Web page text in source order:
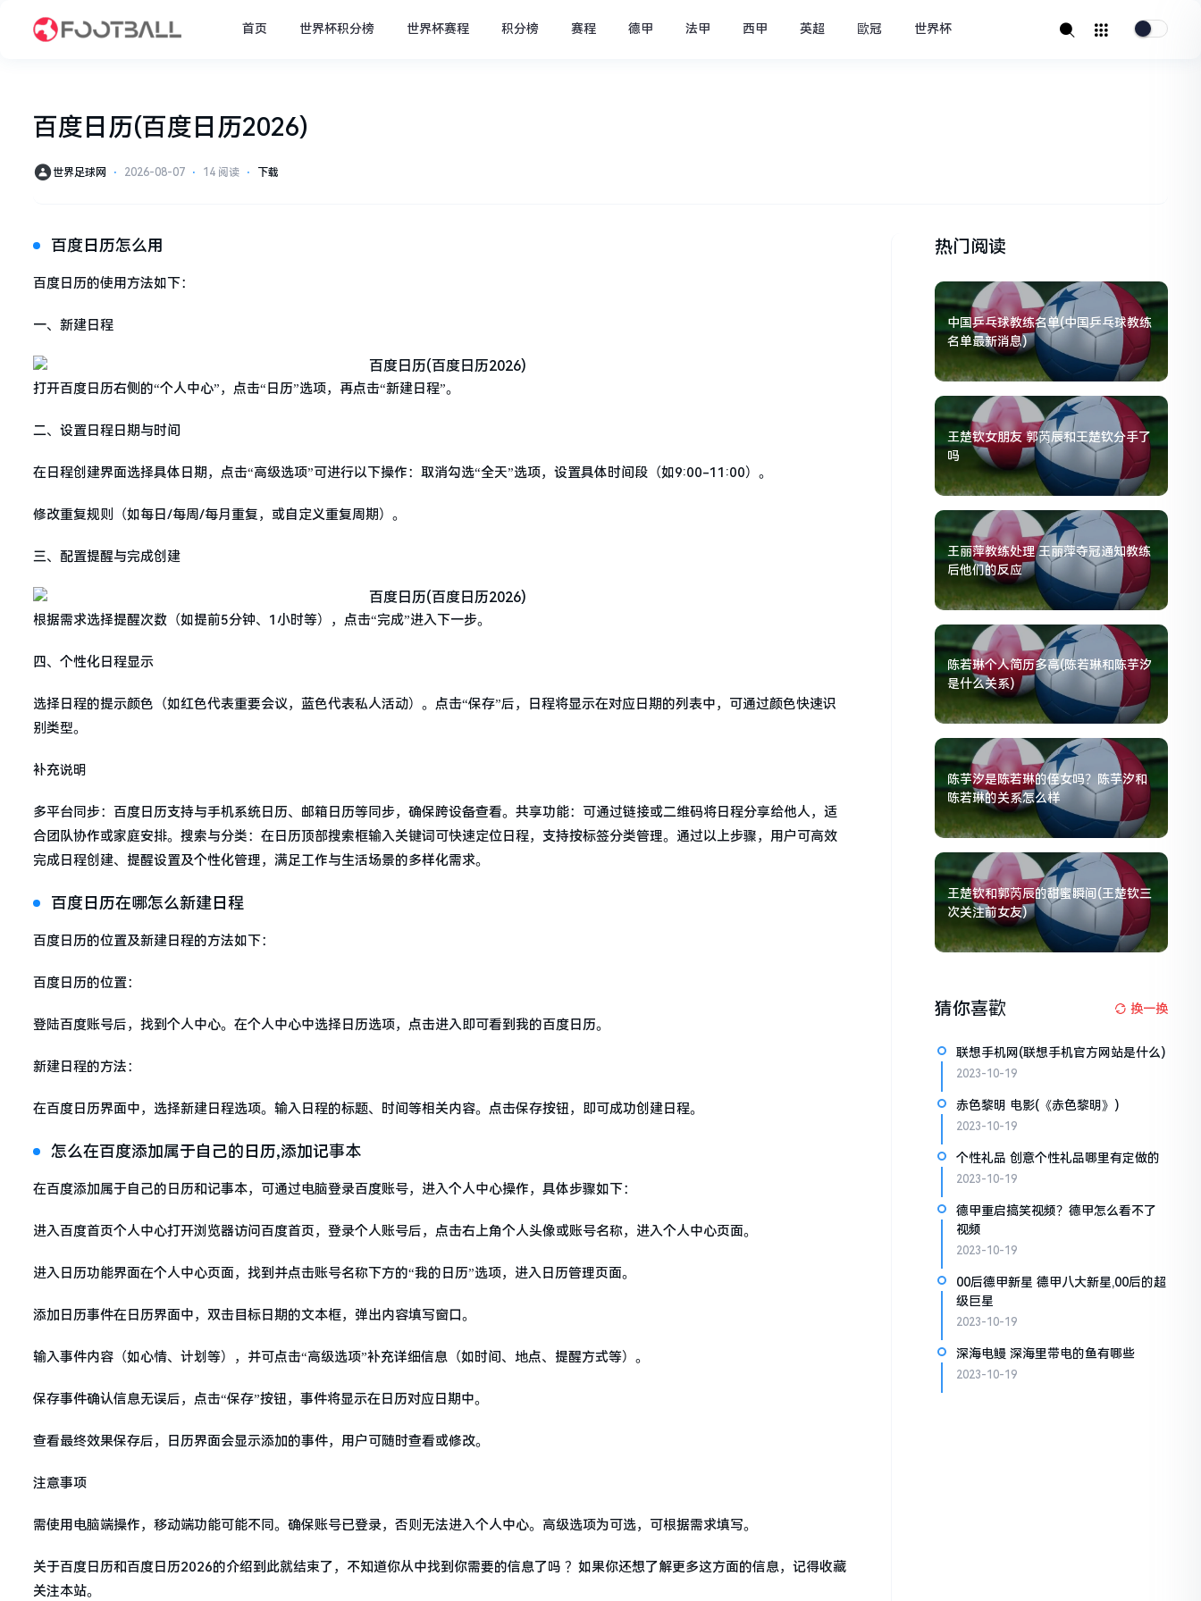
首页 世界杯积分榜 世界杯赛程 积分榜 赛程 德甲 法甲 西甲 英超 歐冠 世界杯
百度日历(百度日历2026)
世界足球网 ⋅ 2026-08-07 ⋅ 14 阅读 ⋅ 下载
百度日历怎么用
百度日历的使用方法如下：
一、新建日程
打开百度日历右侧的“个人中心”，点击“日历”选项，再点击“新建日程”。
二、设置日程日期与时间
在日程创建界面选择具体日期，点击“高级选项”可进行以下操作：取消勾选“全天”选项，设置具体时间段（如9:00-11:00）。
修改重复规则（如每日/每周/每月重复，或自定义重复周期）。
三、配置提醒与完成创建
根据需求选择提醒次数（如提前5分钟、1小时等），点击“完成”进入下一步。
四、个性化日程显示
选择日程的提示颜色（如红色代表重要会议，蓝色代表私人活动）。点击“保存”后，日程将显示在对应日期的列表中，可通过颜色快速识
别类型。
补充说明
多平台同步：百度日历支持与手机系统日历、邮箱日历等同步，确保跨设备查看。共享功能：可通过链接或二维码将日程分享给他人，适
合团队协作或家庭安排。搜索与分类：在日历顶部搜索框输入关键词可快速定位日程，支持按标签分类管理。通过以上步骤，用户可高效
完成日程创建、提醒设置及个性化管理，满足工作与生活场景的多样化需求。
百度日历在哪怎么新建日程
百度日历的位置及新建日程的方法如下：
百度日历的位置：
登陆百度账号后，找到个人中心。在个人中心中选择日历选项，点击进入即可看到我的百度日历。
新建日程的方法：
在百度日历界面中，选择新建日程选项。输入日程的标题、时间等相关内容。点击保存按钮，即可成功创建日程。
怎么在百度添加属于自己的日历,添加记事本
在百度添加属于自己的日历和记事本，可通过电脑登录百度账号，进入个人中心操作，具体步骤如下：
进入百度首页个人中心打开浏览器访问百度首页，登录个人账号后，点击右上角个人头像或账号名称，进入个人中心页面。
进入日历功能界面在个人中心页面，找到并点击账号名称下方的“我的日历”选项，进入日历管理页面。
添加日历事件在日历界面中，双击目标日期的文本框，弹出内容填写窗口。
输入事件内容（如心情、计划等），并可点击“高级选项”补充详细信息（如时间、地点、提醒方式等）。
保存事件确认信息无误后，点击“保存”按钮，事件将显示在日历对应日期中。
查看最终效果保存后，日历界面会显示添加的事件，用户可随时查看或修改。
注意事项
需使用电脑端操作，移动端功能可能不同。确保账号已登录，否则无法进入个人中心。高级选项为可选，可根据需求填写。
关于百度日历和百度日历2026的介绍到此就结束了，不知道你从中找到你需要的信息了吗 ？如果你还想了解更多这方面的信息，记得收藏
关注本站。
热门阅读
中国乒乓球教练名单(中国乒乓球教练
名单最新消息)
王楚钦女朋友 郭芮辰和王楚钦分手了
吗
王丽萍教练处理 王丽萍夺冠通知教练
后他们的反应
陈若琳个人简历多高(陈若琳和陈芋汐
是什么关系)
陈芋汐是陈若琳的侄女吗？陈芋汐和
陈若琳的关系怎么样
王楚钦和郭芮辰的甜蜜瞬间(王楚钦三
次关注前女友)
猜你喜歡 换一换
联想手机网(联想手机官方网站是什么)
2023-10-19
赤色黎明 电影(《赤色黎明》)
2023-10-19
个性礼品 创意个性礼品哪里有定做的
2023-10-19
德甲重启搞笑视频？德甲怎么看不了
视频
2023-10-19
00后德甲新星 德甲八大新星,00后的超
级巨星
2023-10-19
深海电鳗 深海里带电的鱼有哪些
2023-10-19